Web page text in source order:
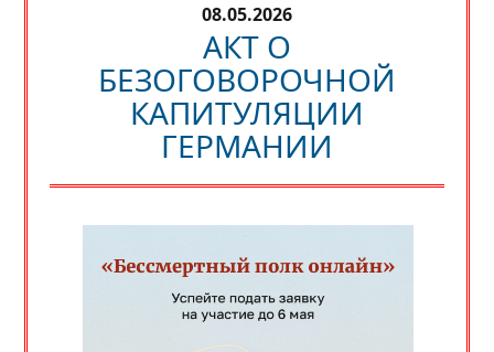
08.05.2026
АКТ О
БЕЗОГОВОРОЧНОЙ
КАПИТУЛЯЦИИ
ГЕРМАНИИ